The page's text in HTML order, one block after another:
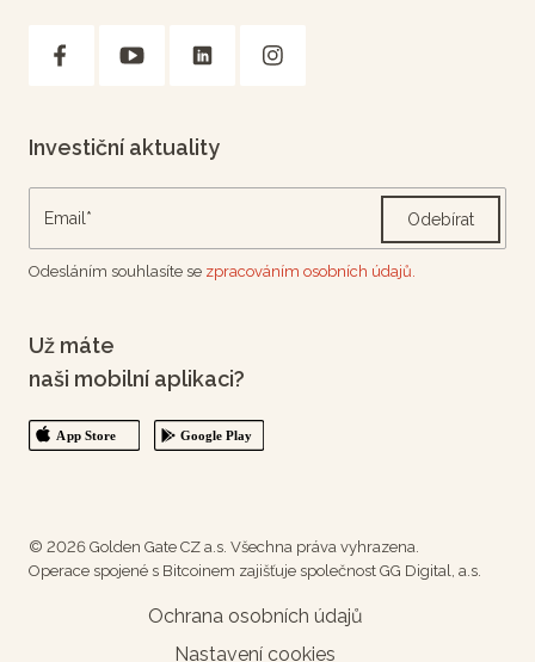
Investiční aktuality
Odebírat
Odesláním souhlasíte se zpracováním osobních údajů.
Už máte
naši mobilní aplikaci?
© 2026 Golden Gate CZ a.s. Všechna práva vyhrazena.
Operace spojené s Bitcoinem zajišťuje společnost GG Digital, a.s.
Ochrana osobních údajů
Nastavení cookies